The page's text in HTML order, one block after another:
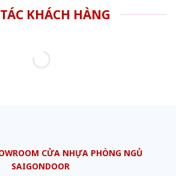
KHÁCH HÀNG
CỬA NHỰA PHÒNG NGỦ
SAIGONDOOR